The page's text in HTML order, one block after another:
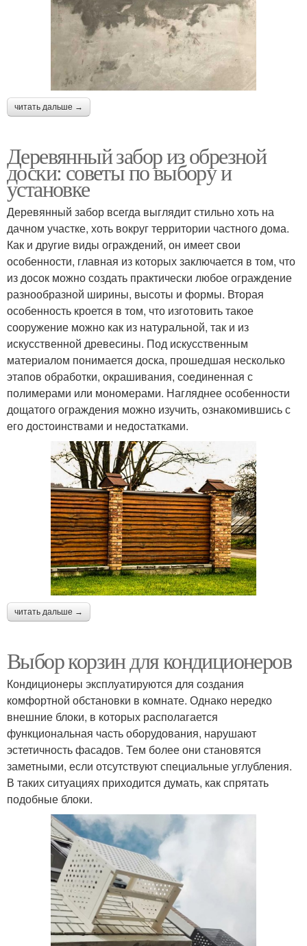
читать дальше →
Деревянный забор из обрезной
доски: советы по выбору и
установке
Деревянный забор всегда выглядит стильно хоть на
дачном участке, хоть вокруг территории частного дома.
Как и другие виды ограждений, он имеет свои
особенности, главная из которых заключается в том, что
из досок можно создать практически любое ограждение
разнообразной ширины, высоты и формы. Вторая
особенность кроется в том, что изготовить такое
сооружение можно как из натуральной, так и из
искусственной древесины. Под искусственным
материалом понимается доска, прошедшая несколько
этапов обработки, окрашивания, соединенная с
полимерами или мономерами. Нагляднее особенности
дощатого ограждения можно изучить, ознакомившись с
его достоинствами и недостатками.
читать дальше →
Выбор корзин для кондиционеров
Кондиционеры эксплуатируются для создания
комфортной обстановки в комнате. Однако нередко
внешние блоки, в которых располагается
функциональная часть оборудования, нарушают
эстетичность фасадов. Тем более они становятся
заметными, если отсутствуют специальные углубления.
В таких ситуациях приходится думать, как спрятать
подобные блоки.